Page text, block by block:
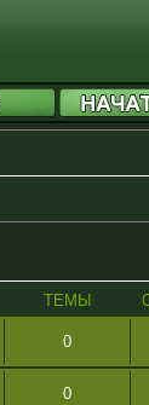
ТЕМЫ
0
0